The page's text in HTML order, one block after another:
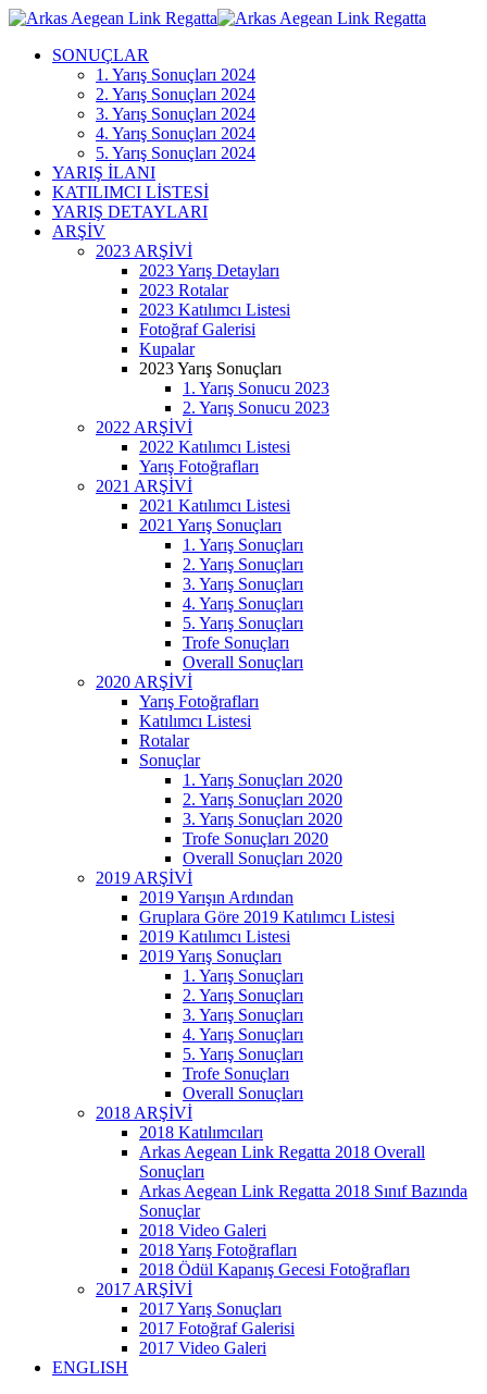
SONUÇLAR
1. Yarış Sonuçları 2024
2. Yarış Sonuçları 2024
3. Yarış Sonuçları 2024
4. Yarış Sonuçları 2024
5. Yarış Sonuçları 2024
YARIŞ İLANI
KATILIMCI LİSTESİ
YARIŞ DETAYLARI
ARŞİV
2023 ARŞİVİ
2023 Yarış Detayları
2023 Rotalar
2023 Katılımcı Listesi
Fotoğraf Galerisi
Kupalar
2023 Yarış Sonuçları
1. Yarış Sonucu 2023
2. Yarış Sonucu 2023
2022 ARŞİVİ
2022 Katılımcı Listesi
Yarış Fotoğrafları
2021 ARŞİVİ
2021 Katılımcı Listesi
2021 Yarış Sonuçları
1. Yarış Sonuçları
2. Yarış Sonuçları
3. Yarış Sonuçları
4. Yarış Sonuçları
5. Yarış Sonuçları
Trofe Sonuçları
Overall Sonuçları
2020 ARŞİVİ
Yarış Fotoğrafları
Katılımcı Listesi
Rotalar
Sonuçlar
1. Yarış Sonuçları 2020
2. Yarış Sonuçları 2020
3. Yarış Sonuçları 2020
Trofe Sonuçları 2020
Overall Sonuçları 2020
2019 ARŞİVİ
2019 Yarışın Ardından
Gruplara Göre 2019 Katılımcı Listesi
2019 Katılımcı Listesi
2019 Yarış Sonuçları
1. Yarış Sonuçları
2. Yarış Sonuçları
3. Yarış Sonuçları
4. Yarış Sonuçları
5. Yarış Sonuçları
Trofe Sonuçları
Overall Sonuçları
2018 ARŞİVİ
2018 Katılımcıları
Arkas Aegean Link Regatta 2018 Overall
Sonuçları
Arkas Aegean Link Regatta 2018 Sınıf Bazında
Sonuçlar
2018 Video Galeri
2018 Yarış Fotoğrafları
2018 Ödül Kapanış Gecesi Fotoğrafları
2017 ARŞİVİ
2017 Yarış Sonuçları
2017 Fotoğraf Galerisi
2017 Video Galeri
ENGLISH